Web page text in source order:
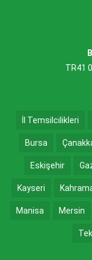
TR41
İl Temsilcilikleri
Bursa
Eskişehir
Kayseri
Manisa Mersin